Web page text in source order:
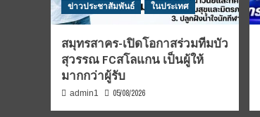
ข่าวประชาสัมพันธ์ ในประเทศ
สมุทรสาคร-เปิดโอกาสร่วมทีมบัว
สุวรรณ FCสโลแกน เป็นผู้ให้
มากกว่าผู้รับ
admin1 05/08/2026